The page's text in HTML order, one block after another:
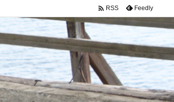
 RSS Feedly